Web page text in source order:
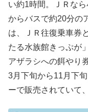
い約1時間。ＪＲな
からバスで約20分の
は、ＪＲ往復乗車券
たる水族館きっぷが
アザラシへの餌やり
3月下旬から11月下
ーで販売されていて